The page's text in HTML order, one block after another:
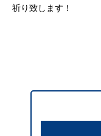
祈り致します！